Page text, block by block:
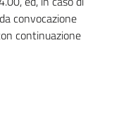
convocazione
continuazione